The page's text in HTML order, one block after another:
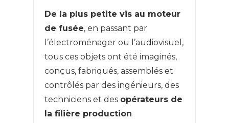
De la plus petite vis au moteur
de fusée, en passant par
l’électroménager ou l’audiovisuel,
tous ces objets ont été imaginés,
conçus, fabriqués, assemblés et
contrôlés par des ingénieurs, des
techniciens et des opérateurs de
la filière production